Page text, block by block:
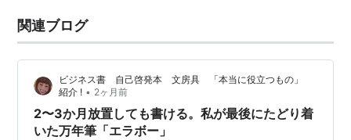
関連ブログ
ビジネス書 自己啓発本 文房具 「本当に役立つもの」
紹介 ! • 2ヶ月前
2〜3か月放置しても書ける。私が最後にたどり着
いた万年筆「エラボー」